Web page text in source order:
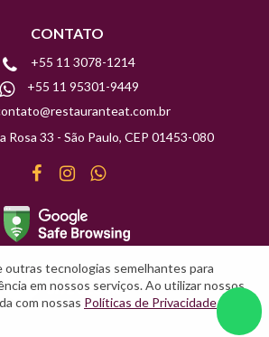
CONTATO
+55 11 3078-1214
+55 11 95301-9449
Rosa 33 - São Paulo, CEP 01453-080
FacebookInstagramWhatsApp
outras tecnologias semelhantes para
em nossos serviços. Ao utilizar nossos
com nossas Políticas de Privacidadee